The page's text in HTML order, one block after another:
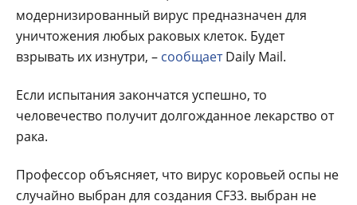
модернизированный вирус предназначен для
уничтожения любых раковых клеток. Будет
взрывать их изнутри, – сообщаетDaily Mail.
Если испытания закончатся успешно, то
человечество получит долгожданное лекарство от
рака.
Профессор объясняет, что вирус коровьей оспы не
случайно выбран для создания CF33. выбран не